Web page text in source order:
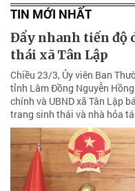
TIN MỚI NHẤT
Đẩy nhanh tiến độ
thái xã Tân Lập
Chiều 23/3, Ủy viên Ban
tỉnh Lâm Đồng Nguyễn
chính và UBND xã Tân Lập
trang sinh thái và nhà hỏa